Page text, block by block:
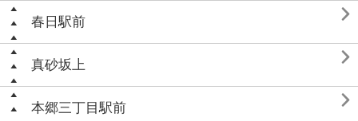
春日駅前 
真砂坂上 
本郷三丁目駅前 